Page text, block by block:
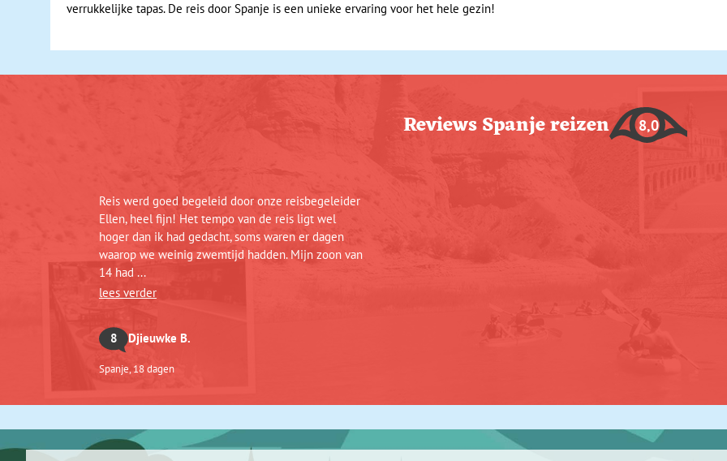
Reviews Spanje reizen 8,0
Reis werd goed begeleid door onze reisbegeleider
Ellen, heel fijn! Het tempo van de reis ligt wel
hoger dan ik had gedacht, soms waren er dagen
waarop we weinig zwemtijd hadden. Mijn zoon van
14 had ...
lees verder
Djieuwke B.
8
Spanje, 18 dagen
verrukkelijke tapas. De reis door Spanje is een unieke ervaring voor het hele gezin!